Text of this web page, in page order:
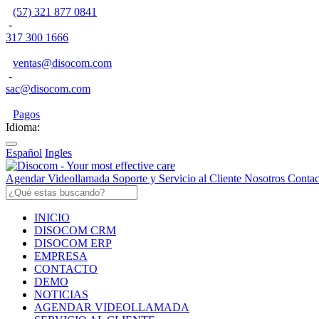
(57) 321 877 0841
-
317 300 1666
ventas@disocom.com
-
sac@disocom.com
Pagos
Idioma:
Español Ingles
Agendar Videollamada Soporte y Servicio al Cliente Nosotros
INICIO
DISOCOM CRM
DISOCOM ERP
EMPRESA
CONTACTO
DEMO
NOTICIAS
AGENDAR VIDEOLLAMADA